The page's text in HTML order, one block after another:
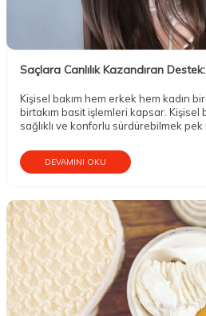
Saçlara Canlılık Kazandıran
Kişisel bakım hem erkek hem kadın
birtakım basit işlemleri kapsar. Kişisel
sağlıklı ve konforlu sürdürebilmek
etkiler.
DEVAMINI OKU